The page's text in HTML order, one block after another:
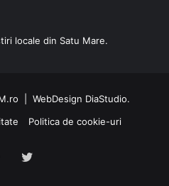
locale din Satu Mare.
| WebDesign DiaStudio.
Politica de cookie-uri
Twitter